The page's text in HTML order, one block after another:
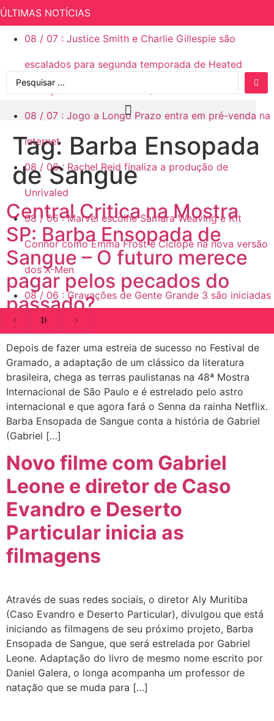
ÚLTIMAS NOTÍCIAS
08 / 07 : Justice Smith e Charlie Gillespie são
escalados para segunda temporada de Heated
Rivalry (Rivalidade Ardente)
08 / 07 : Jogo a Longo Prazo entra em pré-venda na
internet
08 / 06 : Rachel Reid finaliza a produção de
Unrivaled
08 / 06 : Marvel escolhe Samara Weaving e Kit
Connor como Emma Frost e Ciclope na nova versão
dos X-Men
08 / 06 : Gravações de Gente Grande 3 são iniciadas
Tag: Barba Ensopada
de Sangue
Central Critica na Mostra
SP: Barba Ensopada de
Sangue – O futuro merece
pagar pelos pecados do
passado?
Depois de fazer uma estreia de sucesso no Festival de
Gramado, a adaptação de um clássico da literatura
brasileira, chega as terras paulistanas na 48ª Mostra
Internacional de São Paulo e é estrelado pelo astro
internacional e que agora fará o Senna da rainha Netflix.
Barba Ensopada de Sangue conta a história de Gabriel
(Gabriel […]
Novo filme com Gabriel
Leone e diretor de Caso
Evandro e Deserto
Particular inicia as
filmagens
Através de suas redes sociais, o diretor Aly Muritiba
(Caso Evandro e Deserto Particular), divulgou que está
iniciando as filmagens de seu próximo projeto, Barba
Ensopada de Sangue, que será estrelada por Gabriel
Leone. Adaptação do livro de mesmo nome escrito por
Daniel Galera, o longa acompanha um professor de
natação que se muda para […]